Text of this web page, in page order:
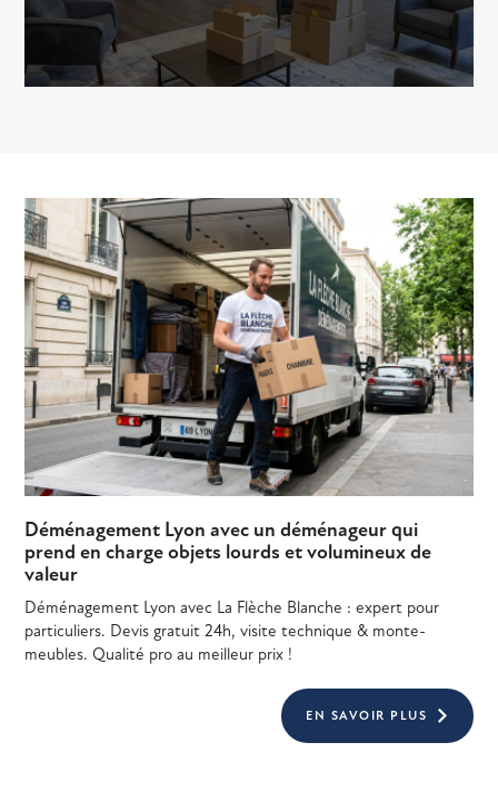
Déménagement Lyon avec un déménageur qui
prend en charge objets lourds et volumineux de
valeur
Déménagement Lyon avec La Flèche Blanche : expert pour
particuliers. Devis gratuit 24h, visite technique & monte-
meubles. Qualité pro au meilleur prix !
EN SAVOIR PLUS